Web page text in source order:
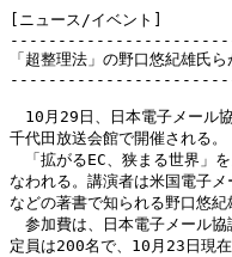
[ニュース/イベント]
「超整理法」の野口悠紀雄氏
10月29日、日本電子メール
千代田放送会館で開催される。
「拡がるEC、狭まる世界」
なわれる。講演者は米国電子
などの著書で知られる野口悠紀
参加費は、日本電子メール
定員は200名で、10月23日現